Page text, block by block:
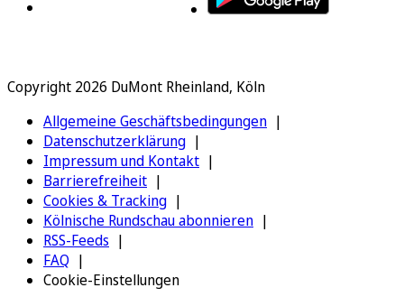
Copyright 2026 DuMont Rheinland, Köln
Allgemeine Geschäftsbedingungen
Datenschutzerklärung
Impressum und Kontakt
Barrierefreiheit
Cookies & Tracking
Kölnische Rundschau abonnieren
RSS-Feeds
FAQ
Cookie-Einstellungen